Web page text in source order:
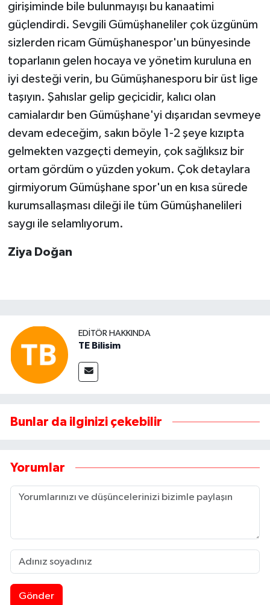
girişiminde bile bulunmayışı bu kanaatimi
güçlendirdi. Sevgili Gümüşhaneliler çok üzgünüm
sizlerden ricam Gümüşhanespor'un bünyesinde
toparlanın gelen hocaya ve yönetim kuruluna en
iyi desteği verin, bu Gümüşhanesporu bir üst lige
taşıyın. Şahıslar gelip geçicidir, kalıcı olan
camialardır ben Gümüşhane'yi dışarıdan sevmeye
devam edeceğim, sakın böyle 1-2 şeye kızıpta
gelmekten vazgeçti demeyin, çok sağlıksız bir
ortam gördüm o yüzden yokum. Çok detaylara
girmiyorum Gümüşhane spor'un en kısa sürede
kurumsallaşması dileği ile tüm Gümüşhanelileri
saygı ile selamlıyorum.
Ziya Doğan
EDITÖR HAKKINDA
TE Bilisim
Bunlar da ilginizi çekebilir
Yorumlar
Gönder